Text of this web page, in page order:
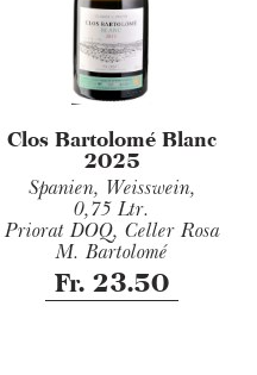
Clos Bartolomé Blanc
2025
Spanien, Weisswein,
0,75 Ltr.
Priorat DOQ, Celler Rosa
M. Bartolomé
Fr. 23.50